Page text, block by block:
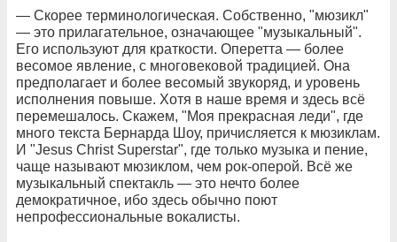
— Скорее терминологическая. Собственно, "мюзикл"
— это прилагательное, означающее "музыкальный".
Его используют для краткости. Оперетта — более
весомое явление, с многовековой традицией. Она
предполагает и более весомый звукоряд, и уровень
исполнения повыше. Хотя в наше время и здесь всё
перемешалось. Скажем, "Моя прекрасная леди", где
много текста Бернарда Шоу, причисляется к мюзиклам.
И "Jesus Christ Superstar", где только музыка и пение,
чаще называют мюзиклом, чем рок-оперой. Всё же
музыкальный спектакль — это нечто более
демократичное, ибо здесь обычно поют
непрофессиональные вокалисты.